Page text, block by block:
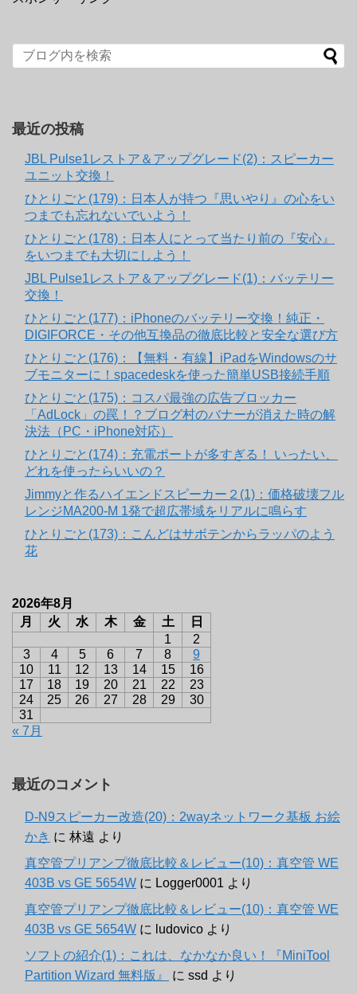
最近の投稿
JBL Pulse1レストア＆アップグレード(2)：スピーカー
ユニット交換！
ひとりごと(179)：日本人が持つ『思いやり』の心をい
つまでも忘れないでいよう！
ひとりごと(178)：日本人にとって当たり前の『安心』
をいつまでも大切にしよう！
JBL Pulse1レストア＆アップグレード(1)：バッテリー
交換！
ひとりごと(177)：iPhoneのバッテリー交換！純正・
DIGIFORCE・その他互換品の徹底比較と安全な選び方
ひとりごと(176)：【無料・有線】iPadをWindowsのサ
ブモニターに！spacedeskを使った簡単USB接続手順
ひとりごと(175)：コスパ最強の広告ブロッカー
「AdLock」の罠！？ブログ村のバナーが消えた時の解
決法（PC・iPhone対応）
ひとりごと(174)：充電ポートが多すぎる！ いったい、
どれを使ったらいいの？
Jimmyと作るハイエンドスピーカー２(1)：価格破壊フル
レンジMA200-M 1発で超広帯域をリアルに鳴らす
ひとりごと(173)：こんどはサボテンからラッパのよう
花
2026年8月
月
火 水 木 金 土
日
1
2
3
4 5 6 7 8
9
10
11 12 13 14 15
16
17
18 19 20 21 22
23
24
25 26 27 28 29
30
31
« 7月
最近のコメント
D-N9スピーカー改造(20)：2wayネットワーク基板 お絵
かき に 林遠 より
真空管プリアンプ徹底比較＆レビュー(10)：真空管 WE
403B vs GE 5654W に Logger0001 より
真空管プリアンプ徹底比較＆レビュー(10)：真空管 WE
403B vs GE 5654W に ludovico より
ソフトの紹介(1)：これは、なかなか良い！『MiniTool
Partition Wizard 無料版』
に ssd より